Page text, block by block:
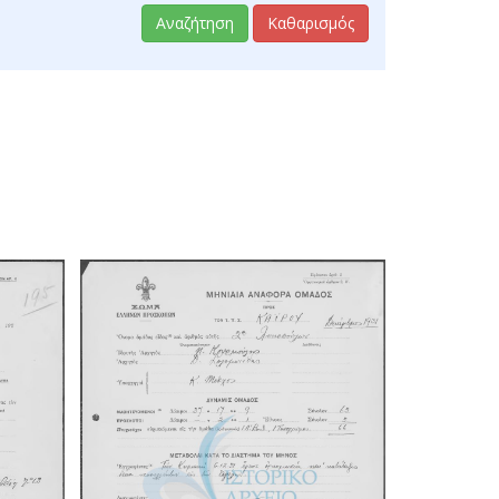
Αναζήτηση Καθαρισμός